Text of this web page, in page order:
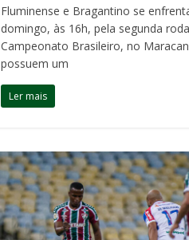
Fluminense e Bragantino se
domingo, às 16h, pela segunda
Campeonato Brasileiro, no
possuem um
Ler mais